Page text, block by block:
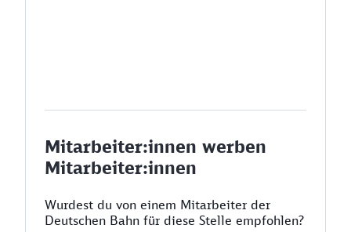
Mitarbeiter:innen werben
Mitarbeiter:innen
Wurdest du von einem Mitarbeiter der
Deutschen Bahn für diese Stelle empfohlen?